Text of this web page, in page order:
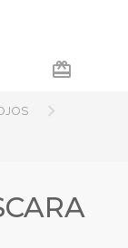
card_giftcard